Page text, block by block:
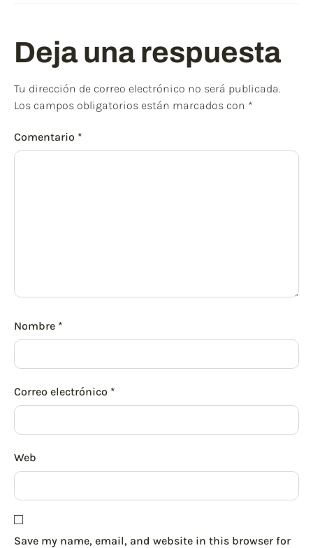
Deja una respuesta
Tu dirección de correo electrónico no será publicada.
Los campos obligatorios están marcados con *
Comentario *
Nombre *
Correo electrónico *
Web
Save my name, email, and website in this browser for